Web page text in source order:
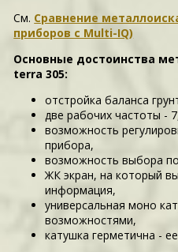
См. Сравнение
приборов с Multi-IQ)
Основные достоинства
terra 305:
отстройка баланса
две рабочих частоты -
возможность
прибора,
возможность выбора
ЖК экран, на который
информация,
универсальная моно
возможностями,
катушка герметична -